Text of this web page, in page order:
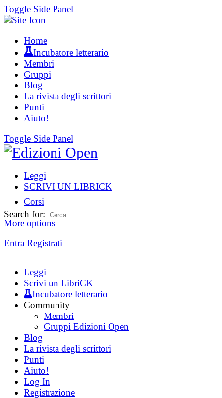
Toggle Side Panel
Home
Incubatore letterario
Membri
Gruppi
Blog
La rivista degli scrittori
Punti
Aiuto!
Toggle Side Panel
Leggi
SCRIVI UN LIBRICK
Corsi
More options
Entra Registrati
Search for:
Leggi
Scrivi un LibriCK
Incubatore letterario
Community
Membri
Gruppi Edizioni Open
Blog
La rivista degli scrittori
Punti
Aiuto!
Log In
Registrazione